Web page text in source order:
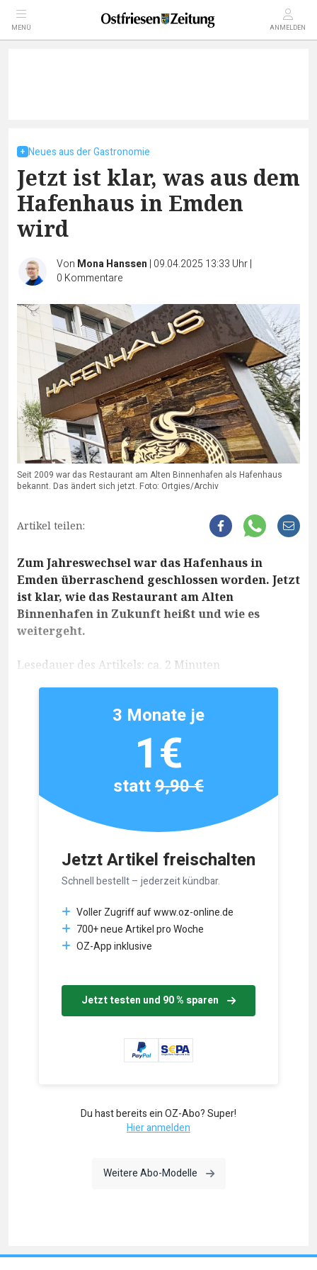
MENÜ ANMELDEN
Neues aus der Gastronomie
Jetzt ist klar, was aus dem
Hafenhaus in Emden
wird
Von Mona Hanssen | 09.04.2025 13:33 Uhr|
0 Kommentare
Seit 2009 war das Restaurant am Alten Binnenhafen als Hafenhaus
bekannt. Das ändert sich jetzt. Foto: Ortgies/Archiv
Artikel teilen:
Zum Jahreswechsel war das Hafenhaus in
Emden überraschend geschlossen worden. Jetzt
ist klar, wie das Restaurant am Alten
Binnenhafen in Zukunft heißt und wie es
weitergeht.
Lesedauer des Artikels: ca. 2 Minuten
Jetzt Artikel freischalten
Schnell bestellt – jederzeit kündbar.
Voller Zugriff auf www.oz-online.de
700+ neue Artikel pro Woche
OZ-App inklusive
Jetzt testen und 90 % sparen
3 Monate je
1€
statt9,90 €
Du hast bereits ein OZ-Abo? Super!
Hier anmelden
Weitere Abo-Modelle